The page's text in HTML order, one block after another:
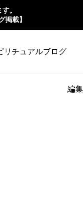
。
掲載】
リチュアルブログ
編